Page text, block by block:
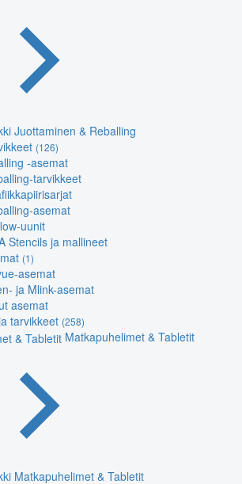
Juottaminen & Reballing
(126)
-asemat
tarvikkeet
asemat
uunit
Stencils ja mallineet
(1)
asemat
ja Mlink-asemat
asemat
tarvikkeet (258)
Matkapuhelimet & Tabletit
Matkapuhelimet & Tabletit